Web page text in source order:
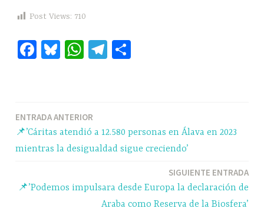
Post Views: 710
Fa Bl W
pp
Te
m rti
r
Navegación
de
ENTRADA ANTERIOR
📌’Cáritas atendió a 12.580 personas en Álava en 2023
mientras la desigualdad sigue creciendo’
SIGUIENTE ENTRADA
📌’Podemos impulsara desde Europa la declaración de
Araba como Reserva de la Biosfera’